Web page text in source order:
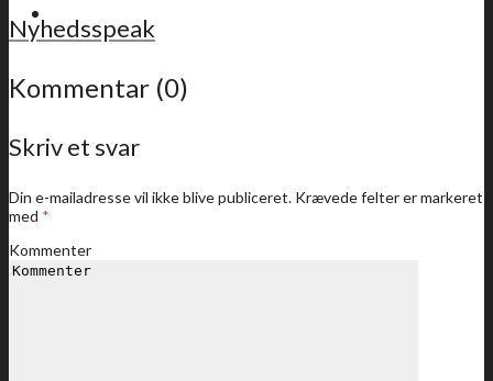
For medlemmer
Sidste nyt
Nyhedsspeak
Kommentar (0)
Skriv et svar
Din e-mailadresse vil ikke blive publiceret. Krævede felter er markeret
med *
Kommenter